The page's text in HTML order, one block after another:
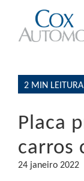
2 MIN LEITURA
Placa
carros
24 janeiro 2022